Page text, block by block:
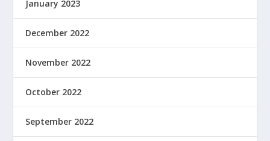
January 2023
December 2022
November 2022
October 2022
September 2022